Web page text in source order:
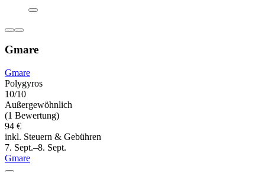
Gmare
Gmare
Polygyros
10/10
Außergewöhnlich
(1 Bewertung)
94 €
inkl. Steuern & Gebühren
7. Sept.–8. Sept.
Gmare